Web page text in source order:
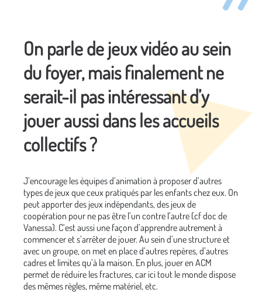
On parle de jeux vidéo au sein
du foyer, mais finalement ne
serait-il pas intéressant d’y
jouer aussi dans les accueils
collectifs ?
J’encourage les équipes d’animation à proposer d’autres
types de jeux que ceux pratiqués par les enfants chez eux. On
peut apporter des jeux indépendants, des jeux de
coopération pour ne pas être l’un contre l’autre (cf doc de
Vanessa). C’est aussi une façon d’apprendre autrement à
commencer et s’arrêter de jouer. Au sein d’une structure et
avec un groupe, on met en place d’autres repères, d’autres
cadres et limites qu’à la maison. En plus, jouer en ACM
permet de réduire les fractures, car ici tout le monde dispose
des mêmes règles, même matériel, etc.